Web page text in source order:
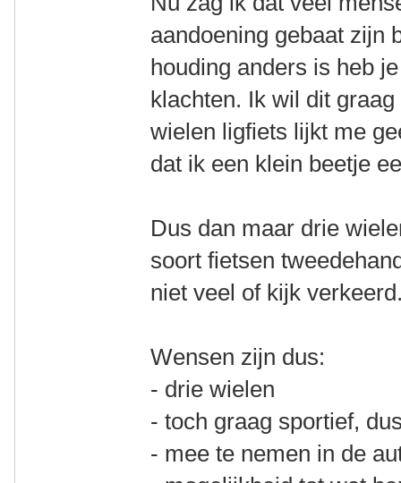
aandoening gebaat zijn
houding anders is heb
klachten. Ik wil dit
wielen ligfiets lijkt me
dat ik een klein beetje
Dus dan maar drie
soort fietsen
niet veel of kijk
Wensen zijn dus:
- drie wielen
- toch graag sportief,
- mee te nemen in de